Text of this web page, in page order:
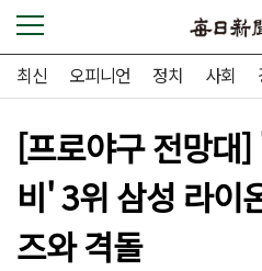
최신 오피니언 정치 사회
[프로야구 전망대
비' 3위 삼성 라이
즈와 격돌